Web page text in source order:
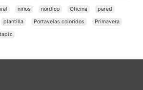
niños nórdico Oficina
pared
plantilla Portavelas coloridos
Primavera
tapiz